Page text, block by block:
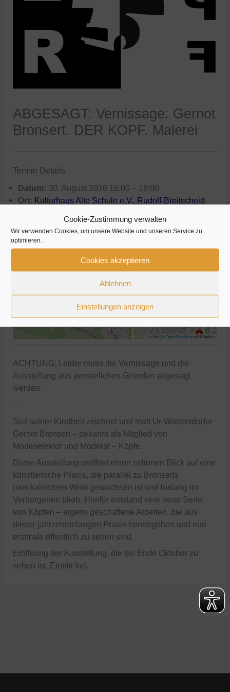
Cookie-Zustimmung verwalten
Wir verwenden Cookies, um unsere Website und unseren Service zu
optimieren.
Cookies akzeptieren
Ablehnen
Einstellungen anzeigen
ABGESAGT: Vernissage: Gernot
Bronsert. DER KOPF. Malerei
Termin Details
Datum: 30. August 2026 16:00 – 18:00
Ort: Kulturhaus Alte Schule e.V., Rudolf-Breitscheid-
Veranstaltungen
+
Leaflet| © OpenStreetMapcontributors
ACHTUNG: Leider muss die Vernissage und die
Ausstellung aus persönlichen Gründen abgesagt
werden.
—
Seit seiner Kindheit zeichnet und malt Ur-Woltersdorfer
Gernot Bronsert – bekannt als Mitglied von
Modeselektor und Moderat – Köpfe.
Diese Ausstellung eröffnet einen seltenen Blick auf eine
künstlerische Praxis, die parallel zu Bronserts
musikalischem Werk gewachsen ist und bislang im
Verborgenen blieb. Hierfür entstand eine neue Serie
von Köpfen – eigens geschaffene Arbeiten, die aus
dieser jahrzehntelangen Praxis hervorgehen und nun
erstmals öffentlich zu sehen sind.
Eröffnung der Ausstellung, die bis Ende Oktober zu
sehen ist. Eintritt frei.